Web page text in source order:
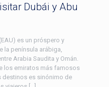
Dubái y Abu
es un próspero y
la península arábiga,
Arabia Saudita y Omán.
los emiratos más famosos
destinos es sinónimo de